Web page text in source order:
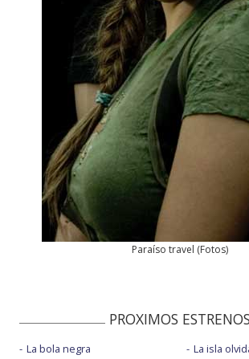
Paraíso travel (Fotos)
PROXIMOS ESTRENOS
La bola negra
La isla